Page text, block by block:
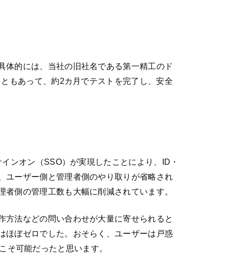
的には、当社の旧社名である第一精工のド
もあって、約2カ月でテストを完了し、安全
ンオン（SSO）が実現したことにより、ID・
ユーザー側と管理者側のやり取りが省略され
側の管理工数も大幅に削減されています。
法などの問い合わせが大量に寄せられると
ほぼゼロでした。おそらく、ユーザーは戸惑
そ可能だったと思います。